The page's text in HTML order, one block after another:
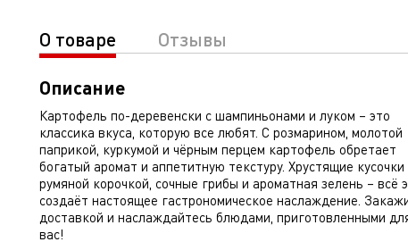
О товаре
Отзывы
Описание
Картофель по-деревенски с шампиньонами и луком – это
классика вкуса, которую все любят. С розмарином, молотой
паприкой, куркумой и чёрным перцем картофель обретает
богатый аромат и аппетитную текстуру. Хрустящие кусочки
румяной корочкой, сочные грибы и ароматная зелень – всё
создаёт настоящее гастрономическое наслаждение.
доставкой и наслаждайтесь блюдами, приготовленными
вас!